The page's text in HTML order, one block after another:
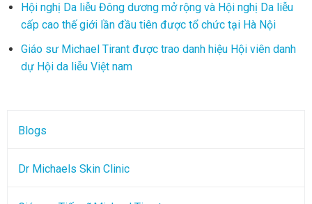
Blogs
Dr Michaels Skin Clinic
Hội nghị Da liễu Đông dương mở rộng và Hội nghị Da liễu
cấp cao thế giới lần đầu tiên được tổ chức tại Hà Nội
Giáo sư Michael Tirant được trao danh hiệu Hội viên danh
dự Hội da liễu Việt nam